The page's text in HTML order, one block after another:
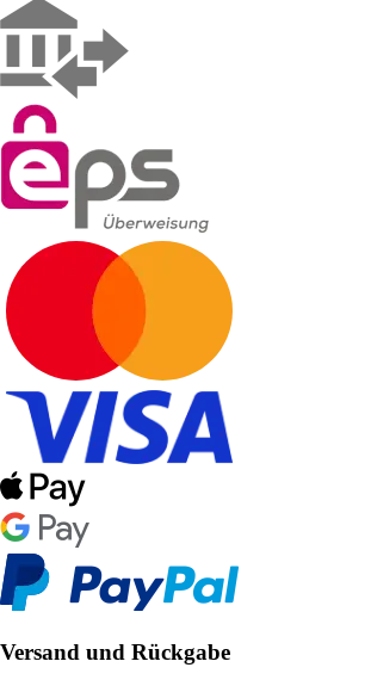
Versand und Rückgabe